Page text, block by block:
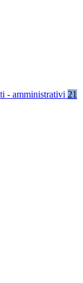
- amministrativi 21